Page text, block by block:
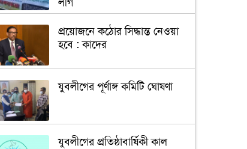
প্রয়োজনে কঠোর সিদ্ধান্ত নেওয়া
হবে : কাদের
যুবলীগের পূর্ণাঙ্গ কমিটি ঘোষণা
যুবলীগের প্রতিষ্ঠাবার্ষিকী কাল